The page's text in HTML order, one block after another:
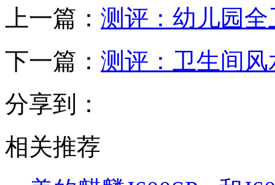
上一篇： 测评：幼儿园
下一篇： 测评：卫生间
分享到：
相关推荐